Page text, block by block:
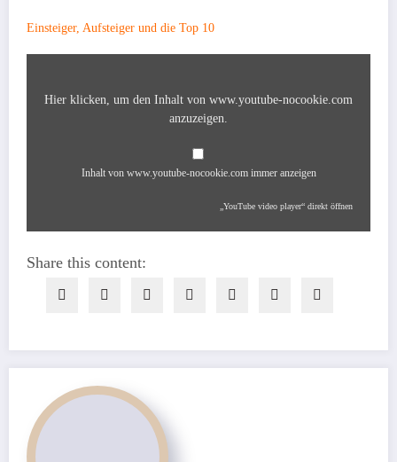
Einsteiger, Aufsteiger und die Top 10
www.youtube-
Hier klicken, um den Inhalt von www.youtube-nocookie.com
anzuzeigen.
Inhalt von www.youtube-nocookie.com immer anzeigen
„YouTube video player“ direkt öffnen
Share this content: